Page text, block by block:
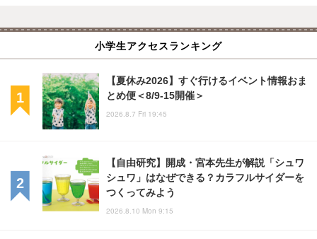
小学生アクセスランキング
【夏休み2026】すぐ行けるイベント情報おま
とめ便＜8/9-15開催＞
2026.8.7 Fri 19:45
【自由研究】開成・宮本先生が解説「シュワ
シュワ」はなぜできる？カラフルサイダーを
つくってみよう
2026.8.10 Mon 9:15